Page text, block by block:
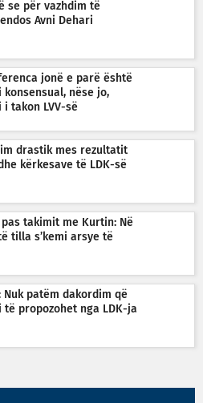
se për vazhdim të
Avni Dehari
jonë e parë është
konsensual, nëse jo,
takon LVV-së
drastik mes rezultatit
kërkesave të LDK-së
takimit me Kurtin: Në
tilla s’kemi arsye të
Nuk patëm dakordim që
të propozohet nga LDK-ja